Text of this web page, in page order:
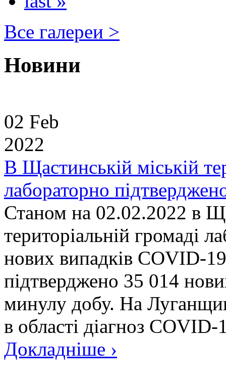
Все галереи >
Новини
02 Feb
2022
В Щастинській міській
лабораторно
Станом на 02.02.2022 в
територіальній громаді
нових випадків COVID-
підтверджено 35 014
минулу добу. На
в області діагноз COVID-
Докладніше ›